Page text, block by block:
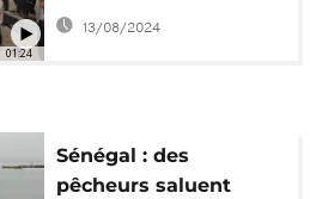
01:24
sous le signe de la
13/08/2024
Sénégal : des
pêcheurs saluent